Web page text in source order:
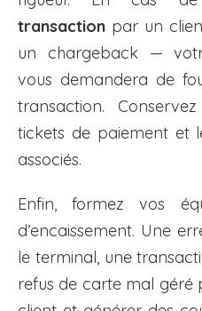
transaction par un
un chargeback —
vous demandera de
transaction.
tickets de paiement et
associés.
Enfin, formez vos
d’encaissement. Une
le terminal, une
refus de carte mal géré